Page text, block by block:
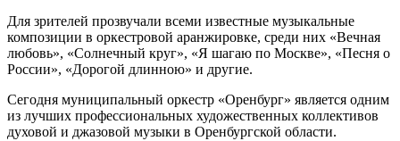
Для зрителей прозвучали всеми известные музыкальные
композиции в оркестровой аранжировке, среди них «Вечная
любовь», «Солнечный круг», «Я шагаю по Москве», «Песня о
России», «Дорогой длинною» и другие.
Сегодня муниципальный оркестр «Оренбург» является одним
из лучших профессиональных художественных коллективов
духовой и джазовой музыки в Оренбургской области.